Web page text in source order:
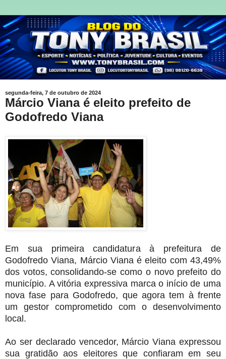
segunda-feira, 7 de outubro de 2024
Márcio Viana é eleito prefeito de
Godofredo Viana
Em sua primeira candidatura à prefeitura de
Godofredo Viana, Márcio Viana é eleito com 43,49%
dos votos, consolidando-se como o novo prefeito do
município. A vitória expressiva marca o início de uma
nova fase para Godofredo, que agora tem à frente
um gestor comprometido com o desenvolvimento
local.
Ao ser declarado vencedor, Márcio Viana expressou
sua gratidão aos eleitores que confiaram em seu